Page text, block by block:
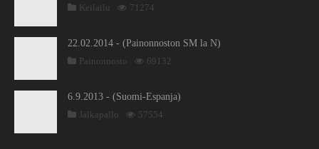
Keilailu
71274
22.02.2014 - (Painonnoston SM la N)
Painonnosto
69132
6.9.2013 - (Suomi-Espanja)
Jalkapallo
57554